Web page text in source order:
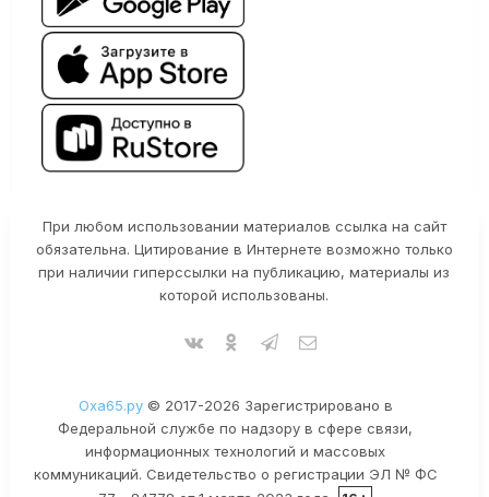
При любом использовании материалов ссылка на сайт
обязательна. Цитирование в Интернете возможно только
при наличии гиперссылки на публикацию, материалы из
которой использованы.
Оха65.ру© 2017-2026 Зарегистрировано в
Федеральной службе по надзору в сфере связи,
информационных технологий и массовых
коммуникаций. Свидетельство о регистрации ЭЛ № ФС